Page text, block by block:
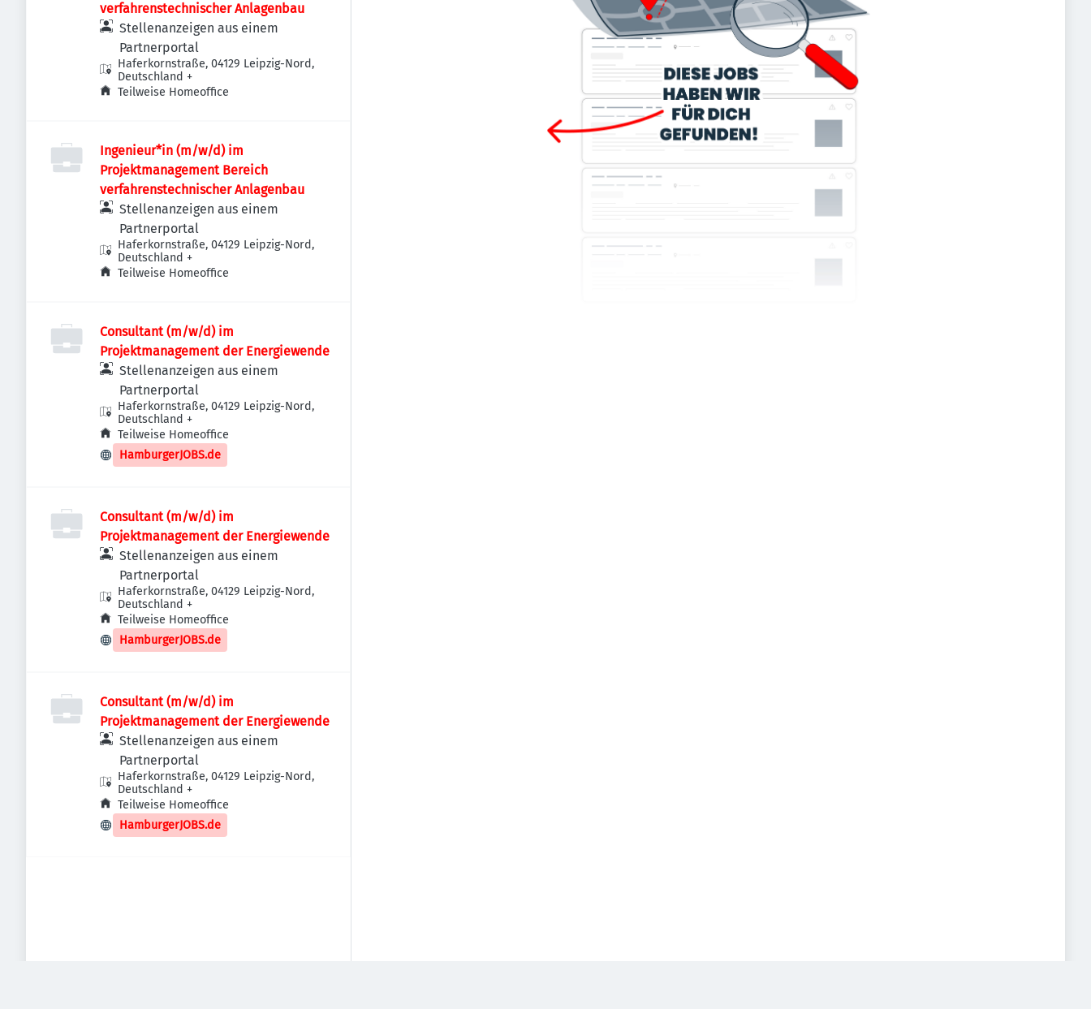
verfahrenstechnischer Anlagenbau
Stellenanzeigen aus einem
Partnerportal
Haferkornstraße, 04129 Leipzig-Nord,
Deutschland +
Teilweise Homeoffice
Ingenieur*in (m/w/d) im
Projektmanagement Bereich
verfahrenstechnischer Anlagenbau
Stellenanzeigen aus einem
Partnerportal
Haferkornstraße, 04129 Leipzig-Nord,
Deutschland +
Teilweise Homeoffice
Consultant (m/w/d) im
Projektmanagement der Energiewende
Stellenanzeigen aus einem
Partnerportal
Haferkornstraße, 04129 Leipzig-Nord,
Deutschland +
Teilweise Homeoffice
HamburgerJOBS.de
Consultant (m/w/d) im
Projektmanagement der Energiewende
Stellenanzeigen aus einem
Partnerportal
Haferkornstraße, 04129 Leipzig-Nord,
Deutschland +
Teilweise Homeoffice
HamburgerJOBS.de
Consultant (m/w/d) im
Projektmanagement der Energiewende
Stellenanzeigen aus einem
Partnerportal
Haferkornstraße, 04129 Leipzig-Nord,
Deutschland +
Teilweise Homeoffice
HamburgerJOBS.de